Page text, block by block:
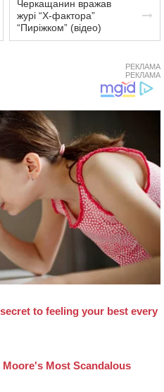
Черкащанин вражав
журі “Х-фактора”
“Пиріжком” (відео)
РЕКЛАМА
РЕКЛАМА